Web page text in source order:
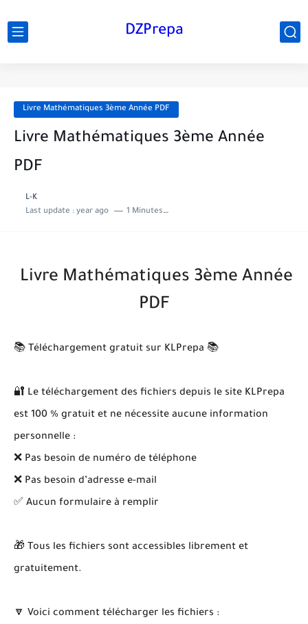
DZPrepa
Livre Mathématiques 3ème Année PDF
Livre Mathématiques 3ème Année
PDF
L-K
Last update : year ago 1 Minutes to read
Livre Mathématiques 3ème Année
PDF
📚 Téléchargement gratuit sur KLPrepa 📚
🔐 Le téléchargement des fichiers depuis le site KLPrepa
est 100 % gratuit et ne nécessite aucune information
personnelle :
❌ Pas besoin de numéro de téléphone
❌ Pas besoin d’adresse e-mail
✅ Aucun formulaire à remplir
🎁 Tous les fichiers sont accessibles librement et
gratuitement.
🔽 Voici comment télécharger les fichiers :